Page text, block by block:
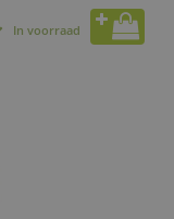
In voorraad